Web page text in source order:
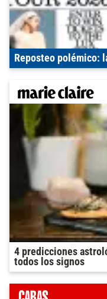
Reposteo polémico:
4 predicciones
todos los signos